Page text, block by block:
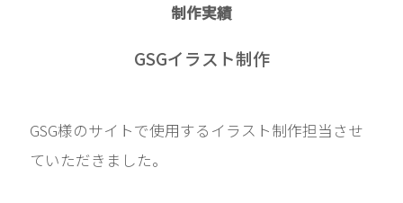
制作実績
GSGイラスト制作
GSG様のサイトで使用するイラスト制作担当させ
ていただきました。